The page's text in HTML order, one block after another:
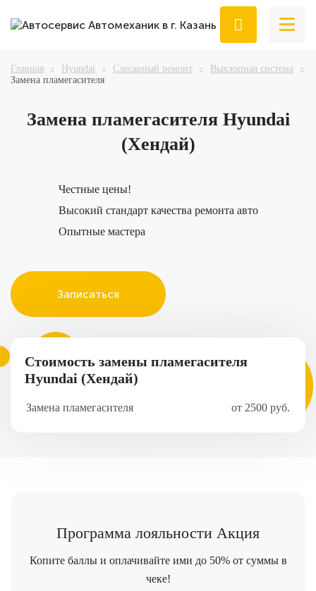
Главная Hyundai Слесарный ремонт
Выхлопная система
Замена пламегасителя
Заменапламегасителя Hyundai
(Хендай)
Честные цены!
Высокий стандарт качества ремонта авто
Опытные мастера
Записаться
Стоимость замены пламегасителя
Hyundai (Хендай)
Замена пламегасителя от 2500 руб.
Программа лояльности Акция
Копите баллы и оплачивайте ими до 50% от суммы в
чеке!